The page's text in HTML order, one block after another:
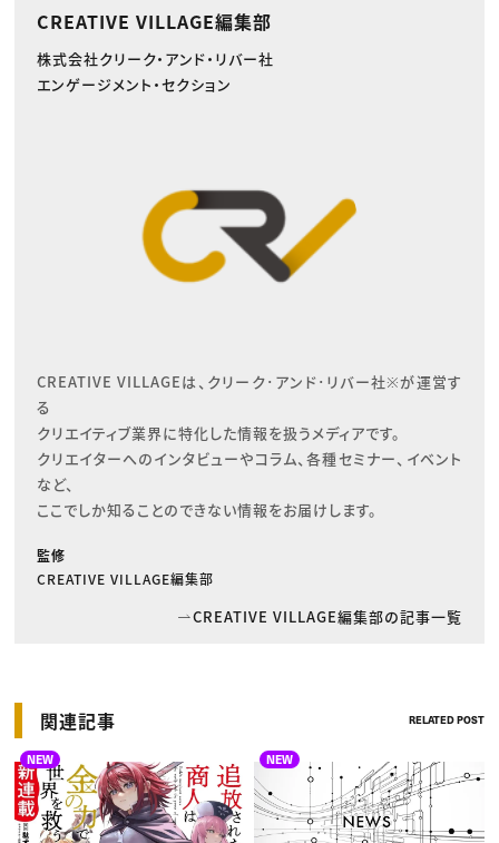
CREATIVE VILLAGE編集部
株式会社クリーク・アンド・リバー社
エンゲージメント・セクション
CREATIVE VILLAGEは、クリーク･アンド･リバー社※が運営す
る
クリエイティブ業界に特化した情報を扱うメディアです。
クリエイターへのインタビューやコラム、各種セミナー、イベント
など、
ここでしか知ることのできない情報をお届けします。
監修
CREATIVE VILLAGE編集部
CREATIVE VILLAGE編集部の記事一覧
関連記事 RELATED POST
NEW NEW